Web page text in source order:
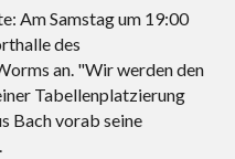
Am Samstag um 19:00
des
an. "Wir werden den
Tabellenplatzierung
Bach vorab seine